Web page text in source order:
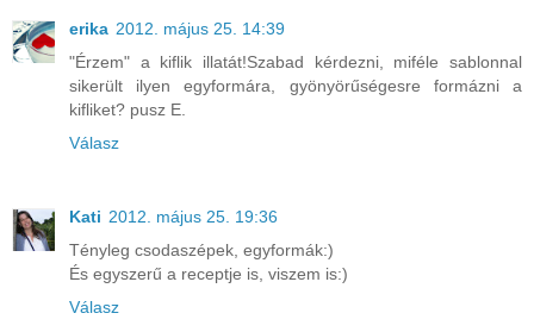
erika 2012. május 25. 14:39
"Érzem" a kiflik illatát!Szabad kérdezni, miféle sablonnal
sikerült ilyen egyformára, gyönyörűségesre formázni a
kifliket? pusz E.
Válasz
Kati 2012. május 25. 19:36
Tényleg csodaszépek, egyformák:)
És egyszerű a receptje is, viszem is:)
Válasz